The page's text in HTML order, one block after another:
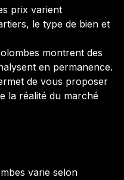
prix varient
le type de bien et
montrent des
en permanence.
de vous proposer
la réalité du marché
varie selon